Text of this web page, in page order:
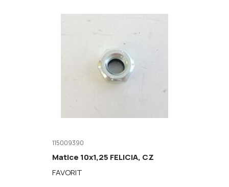
115009390
Matice 10x1,25 FELICIA, CZ
FAVORIT